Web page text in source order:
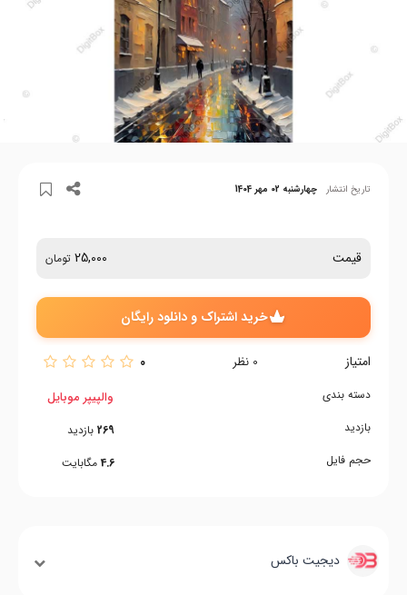
تاریخ انتشار چهارشنبه 02 مهر 1404
قیمت 25,000 تومان
خرید اشتراک و دانلود رایگان
امتیاز 0 نظر 0
دسته بندی
بازدید
حجم فایل
والپیپر موبایل
269 بازدید
4.6 مگابایت
دیجیت باکس